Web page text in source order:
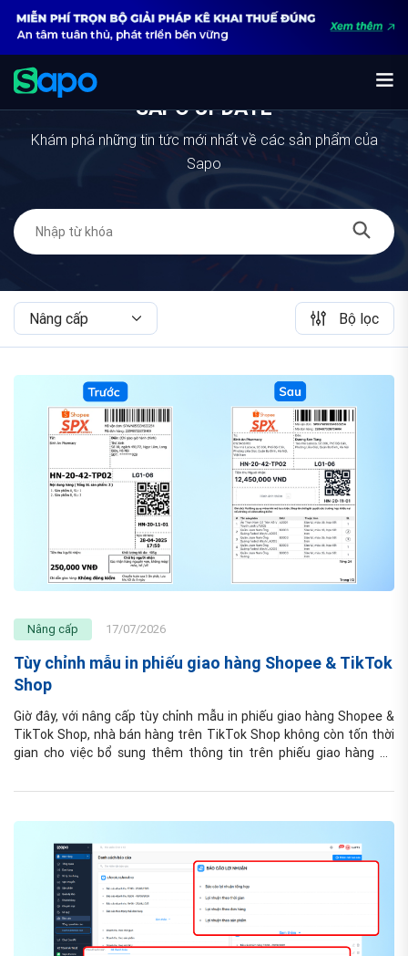
SAPO UPDATE
Khám phá những tin tức mới nhất về các sản phẩm của
Sapo
Nâng cấp Bộ lọc
Nâng cấp 17/07/2026
Tùy chỉnh mẫu in phiếu giao hàng Shopee & TikTok
Shop
Giờ đây, với nâng cấp tùy chỉnh mẫu in phiếu giao hàng Shopee &
TikTok Shop, nhà bán hàng trên TikTok Shop không còn tốn thời
gian cho việc bổ sung thêm thông tin trên phiếu giao hàng để